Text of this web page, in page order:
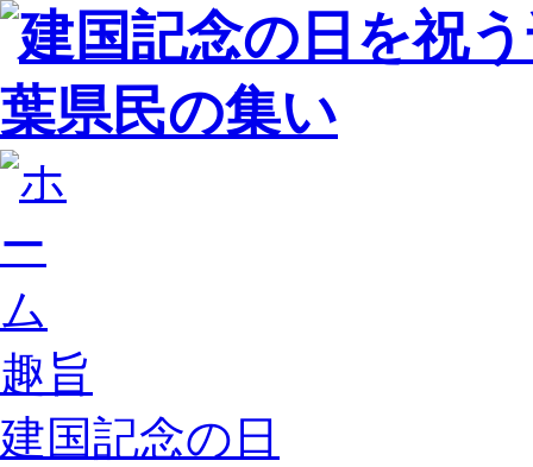
趣旨
建国記念の日